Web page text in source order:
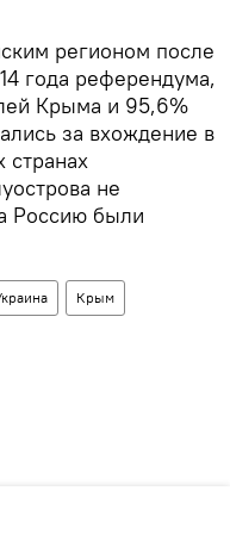
регионом после
года референдума,
Крыма и 95,6%
за вхождение в
странах
не
Россию были
Крым